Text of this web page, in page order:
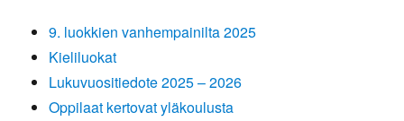
9. luokkien vanhempainilta 2025
Kieliluokat
Lukuvuositiedote 2025 – 2026
Oppilaat kertovat yläkoulusta